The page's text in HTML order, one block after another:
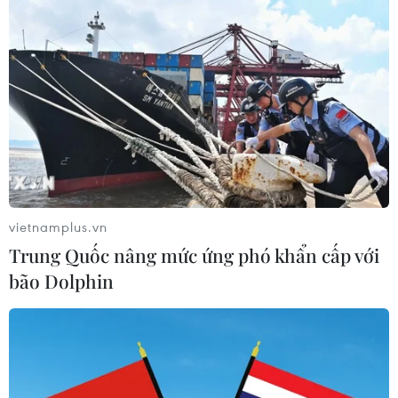
kinh tế biển Việt Nam
07/08/2026 08:14
Giá vàng hướng tới tuần tăng mạnh
nhất kể từ tháng 1/2026
07/08/2026 08:14
Hạn hán nghiêm trọng đe dọa "huyết
mạch" kinh tế châu Âu
07/08/2026 07:58
Để trái sầu riêng đáp ứng yêu cầu
xuất khẩu bền vững
vietnamplus.vn
Trung Quốc nâng mức ứng phó khẩn cấp với
bão Dolphin